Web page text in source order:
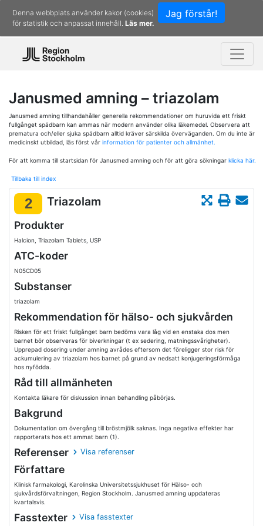
Jag förstår!
Denna webbplats använder kakor (cookies)
för statistik och anpassat innehåll. Läs mer.
Janusmed amning – triazolam
Janusmed amning tillhandahåller generella rekommendationer om huruvida ett friskt
fullgånget spädbarn kan ammas när modern använder olika läkemedel. Observera att
prematura och/eller sjuka spädbarn alltid kräver särskilda överväganden. Om du inte är
medicinskt utbildad, läs först vår information för patienter och allmänhet.
För att komma till startsidan för Janusmed amning och för att göra sökningar klicka här.
Tillbaka till index
2 Triazolam
Produkter
Halcion, Triazolam Tablets, USP
ATC-koder
N05CD05
Substanser
triazolam
Rekommendation för hälso- och sjukvården
Risken för ett friskt fullgånget barn bedöms vara låg vid en enstaka dos men
barnet bör observeras för biverkningar (t ex sedering, matningssvårigheter).
Upprepad dosering under amning avrådes eftersom det föreligger stor risk för
ackumulering av triazolam hos barnet på grund av nedsatt konjugeringsförmåga
hos nyfödda.
Råd till allmänheten
Kontakta läkare för diskussion innan behandling påbörjas.
Bakgrund
Dokumentation om övergång till bröstmjölk saknas. Inga negativa effekter har
rapporterats hos ett ammat barn (1).
Referenser Visa referenser
Författare
Klinisk farmakologi, Karolinska Universitetssjukhuset för Hälso- och
sjukvårdsförvaltningen, Region Stockholm. Janusmed amning uppdateras
kvartalsvis.
Fasstexter Visa fasstexter